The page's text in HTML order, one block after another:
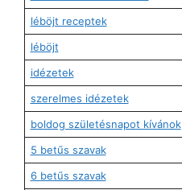
léböjt receptek
léböjt
idézetek
szerelmes idézetek
boldog születésnapot kívánok
5 betűs szavak
6 betűs szavak